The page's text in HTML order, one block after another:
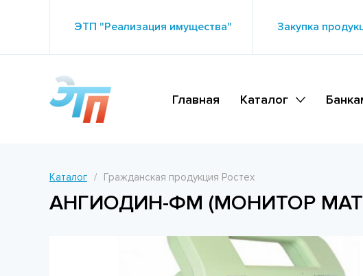
ЭТП "Реализация имущества" Закупка
Главная Каталог
Каталог Гражданская продукция Ростех
АНГИОДИН-ФМ (МОНИТОР